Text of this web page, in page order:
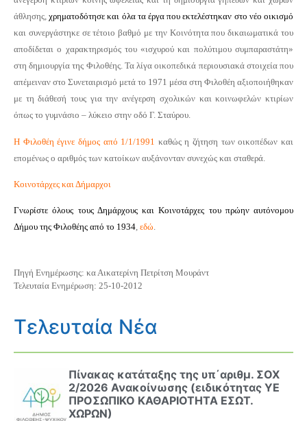
άθλησης,χρηματοδότησε και όλα τα έργα που εκτελέστηκαν στο νέο οικισμό
και συνεργάστηκε σε τέτοιο βαθμό με την Κοινότητα που δικαιωματικά του
αποδίδεται ο χαρακτηρισμός του «ισχυρού και πολύτιμου συμπαραστάτη»
στη δημιουργία της Φιλοθέης. Τα λίγα οικοπεδικά περιουσιακά στοιχεία που
απέμειναν στο Συνεταιρισμό μετά το 1971 μέσα στη Φιλοθέη αξιοποιήθηκαν
με τη διάθεσή τους για την ανέγερση σχολικών και κοινωφελών κτιρίων
όπως το γυμνάσιο – λύκειο στην οδό Γ. Σταύρου.
Η Φιλοθέη έγινε δήμος από 1/1/1991 καθώς η ζήτηση των οικοπέδων και
επομένως ο αριθμός των κατοίκων αυξάνονταν συνεχώς και σταθερά.
Κοινοτάρχες και Δήμαρχοι
Γνωρίστε όλους τους Δημάρχους και Κοινοτάρχες του πρώην αυτόνομου
Δήμου της Φιλοθέης από το 1934, εδώ.
Πηγή Ενημέρωσης: κα Αικατερίνη Πετρίτση Μουράντ
Τελευταία Ενημέρωση: 25-10-2012
Τελευταία Νέα
Πίνακας κατάταξης της υπ΄αριθμ. ΣΟΧ
2/2026 Ανακοίνωσης (ειδικότητας ΥΕ
ΠΡΟΣΩΠΙΚΟ ΚΑΘΑΡΙΟΤΗΤΑ ΕΣΩΤ.
ΧΩΡΩΝ)